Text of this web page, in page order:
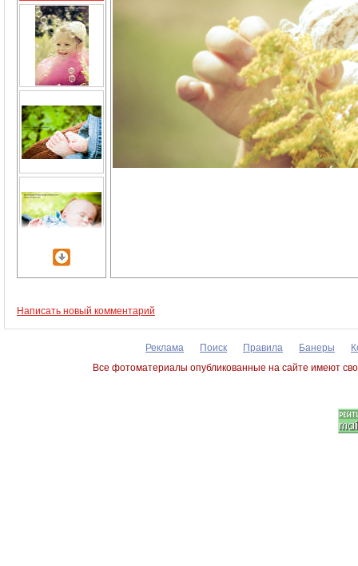
Написать новый комментарий
Реклама Поиск Правила Банеры
Все фотоматериалы опубликованные на сайте имеют